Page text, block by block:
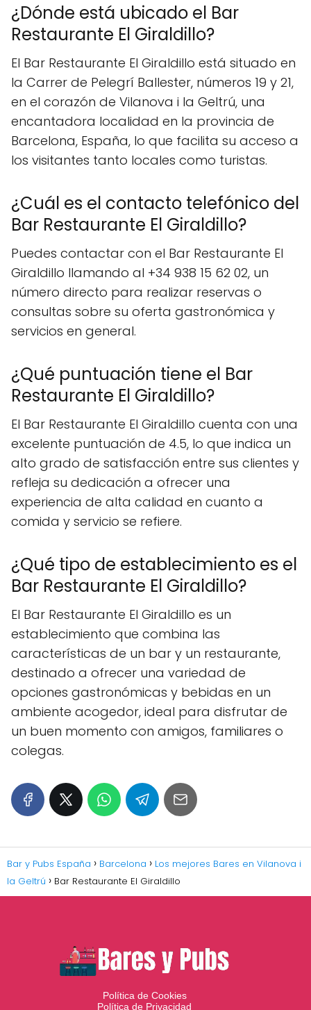
¿Dónde está ubicado el Bar
Restaurante El Giraldillo?
El Bar Restaurante El Giraldillo está situado en
la Carrer de Pelegrí Ballester, números 19 y 21,
en el corazón de Vilanova i la Geltrú, una
encantadora localidad en la provincia de
Barcelona, España, lo que facilita su acceso a
los visitantes tanto locales como turistas.
¿Cuál es el contacto telefónico del
Bar Restaurante El Giraldillo?
Puedes contactar con el Bar Restaurante El
Giraldillo llamando al +34 938 15 62 02, un
número directo para realizar reservas o
consultas sobre su oferta gastronómica y
servicios en general.
¿Qué puntuación tiene el Bar
Restaurante El Giraldillo?
El Bar Restaurante El Giraldillo cuenta con una
excelente puntuación de 4.5, lo que indica un
alto grado de satisfacción entre sus clientes y
refleja su dedicación a ofrecer una
experiencia de alta calidad en cuanto a
comida y servicio se refiere.
¿Qué tipo de establecimiento es el
Bar Restaurante El Giraldillo?
El Bar Restaurante El Giraldillo es un
establecimiento que combina las
características de un bar y un restaurante,
destinado a ofrecer una variedad de
opciones gastronómicas y bebidas en un
ambiente acogedor, ideal para disfrutar de
un buen momento con amigos, familiares o
colegas.
Bar y Pubs España Barcelona
Los mejores Bares en Vilanova i
la Geltrú
Bar Restaurante El Giraldillo
Política de Cookies
Política de Privacidad